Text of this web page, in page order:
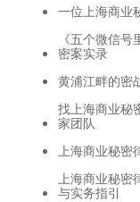
一位上海商业
《五个微信
密案实录
黄浦江畔的密
找上海商业秘
家团队
上海商业秘
上海商业秘
与实务指引